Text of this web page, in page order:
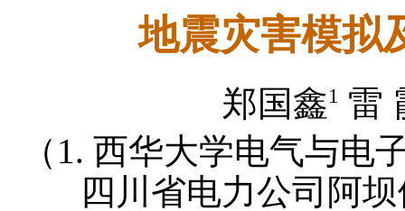
地震灾害模拟
郑国鑫1 雷
（1. 西华大学电气与电
四川省电力公司阿